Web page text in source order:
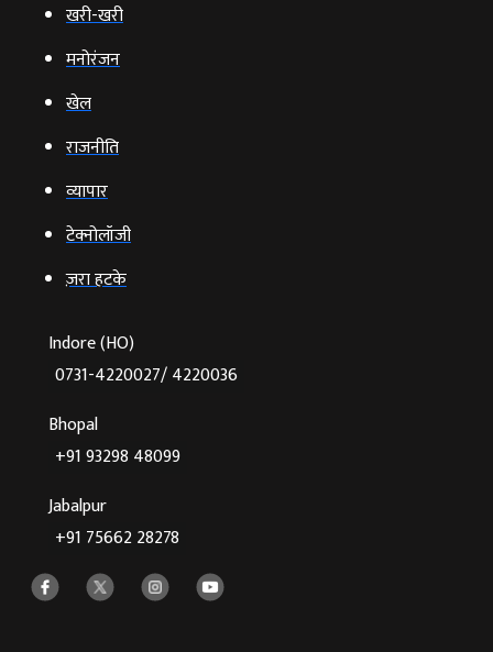
खरी-खरी
मनोरंजन
खेल
राजनीति
व्‍यापार
टेक्‍नोलॉजी
ज़रा हटके
Indore (HO)
0731-4220027/ 4220036
Bhopal
+91 93298 48099
Jabalpur
+91 75662 28278